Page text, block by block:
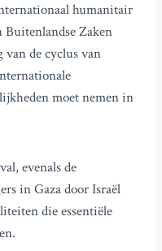
humanitair
Zaken
de cyclus van
moet nemen in
evenals de
in Gaza door Israël
die essentiële